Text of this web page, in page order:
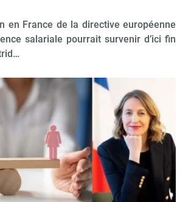
en France de la directive européenne
salariale pourrait survenir d’ici fin